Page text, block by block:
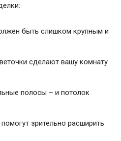
быть слишком крупным и
сделают вашу комнату
полосы – и потолок
зрительно расширить